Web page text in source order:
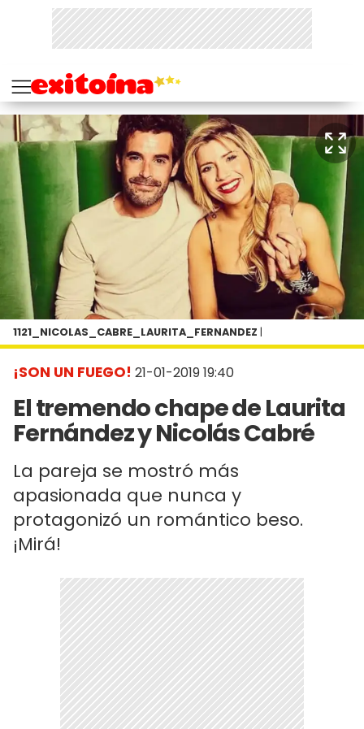
¡SON UN FUEGO! 21-01-2019 19:40
El tremendo chape de Laurita
Fernández y Nicolás Cabré
La pareja se mostró más
apasionada que nunca y
protagonizó un romántico beso.
¡Mirá!
1121_NICOLAS_CABRE_LAURITA_FERNANDEZ |